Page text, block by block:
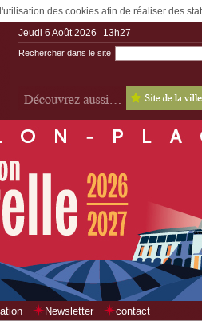
des cookies afin de réaliser des
Jeudi 6 Août 2026
13h27
Rechercher dans le site
Newsletter contact